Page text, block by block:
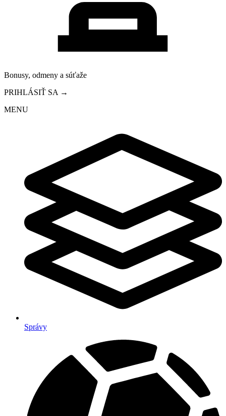
Bonusy, odmeny a súťaže
PRIHLÁSIŤ SA →
MENU
Správy